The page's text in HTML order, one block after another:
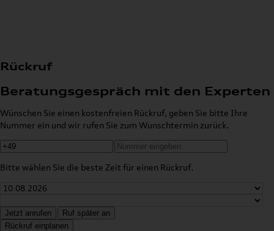
Rückruf
Beratungsgespräch mit den Experten
Wünschen Sie einen kostenfreien Rückruf, geben Sie bitte Ihre
Nummer ein und wir rufen Sie zum Wunschtermin zurück.
Bitte wählen Sie die beste Zeit für einen Rückruf.
Jetzt anrufen
Ruf später an
Rückruf einplanen